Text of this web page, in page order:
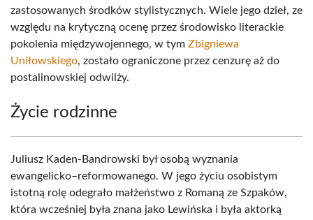
zastosowanych środków stylistycznych. Wiele jego dzieł, ze
względu na krytyczną ocenę przez środowisko literackie
pokolenia międzywojennego, w tym Zbigniewa
Uniłowskiego, zostało ograniczone przez cenzurę aż do
postalinowskiej odwilży.
Życie rodzinne
Juliusz Kaden-Bandrowski był osobą wyznania
ewangelicko–reformowanego. W jego życiu osobistym
istotną rolę odegrało małżeństwo z Romaną ze Szpaków,
która wcześniej była znana jako Lewińska i była aktorką